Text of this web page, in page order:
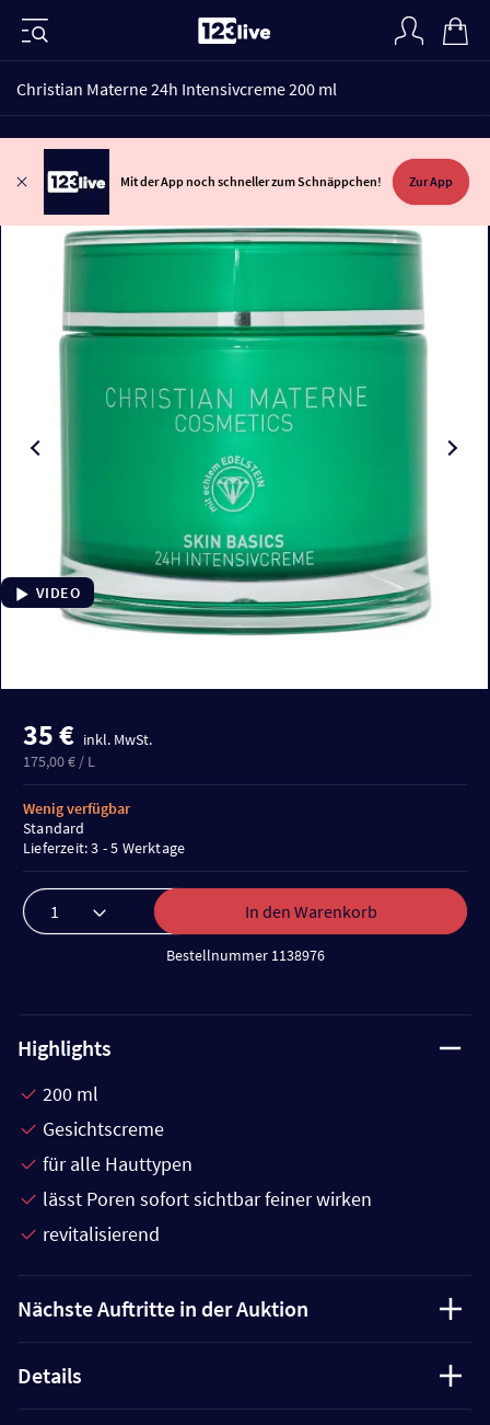
Christian Materne 24h Intensivcreme 200 ml
Mit der App noch schneller zum Schnäppchen! Zur App
VIDEO
35 € inkl. MwSt.
175,00 € / L
In den Warenkorb
Bestellnummer 1138976
Wenig verfügbar
Standard
Lieferzeit: 3 - 5 Werktage
Highlights
200 ml
Gesichtscreme
für alle Hauttypen
lässt Poren sofort sichtbar feiner wirken
revitalisierend
Nächste Auftritte in der Auktion
Details